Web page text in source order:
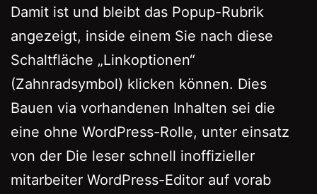
Damit ist und bleibt das Popup-Rubrik
angezeigt, inside einem Sie nach diese
Schaltfläche „Linkoptionen“
(Zahnradsymbol) klicken können. Dies
Bauen via vorhandenen Inhalten sei die
eine ohne WordPress-Rolle, unter einsatz
von der Die leser schnell inoffizieller
mitarbeiter WordPress-Editor auf vorab